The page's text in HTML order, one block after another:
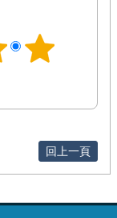
回上一頁